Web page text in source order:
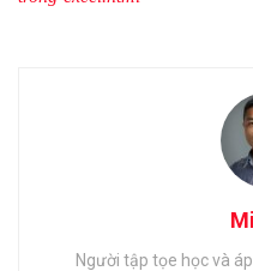
Người tập tọe học và